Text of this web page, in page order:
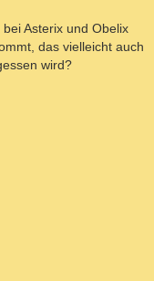
Asterix und Obelix
das vielleicht auch
wird?